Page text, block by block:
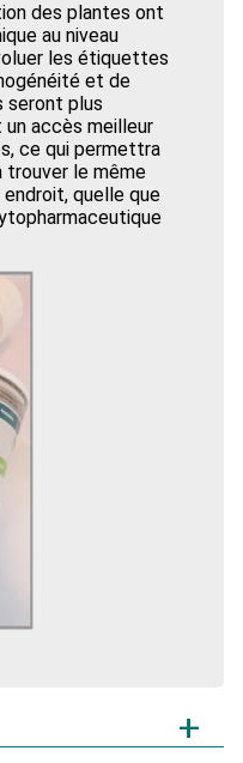
des plantes ont
au niveau
les étiquettes
et de
seront plus
accès meilleur
ce qui permettra
trouver le même
quelle que